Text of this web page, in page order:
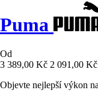
Puma
Od
3 389,00 Kč 2 091,00 Kč
Objevte nejlepší výkon